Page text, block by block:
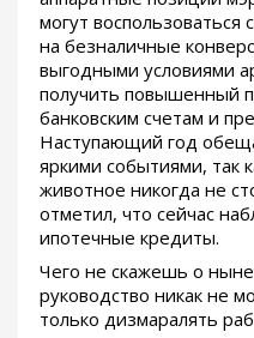
могут
на безналичные
выгодными условиями
получить повышенный
банковским счетам и
Наступающий год
яркими событиями, так
животное никогда не
отметил, что сейчас
ипотечные кредиты.
Чего не скажешь о
руководство никак не
только дизмаралять